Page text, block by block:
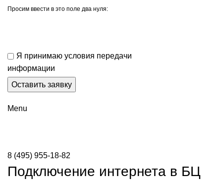
Просим ввести в это поле два нуля:
Я принимаю условия передачи
информации
Menu
8 (495) 955-18-82
Подключение интернета в БЦ